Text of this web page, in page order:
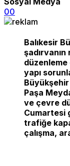
00
Balıkesir
düzenleme
yapı
Paşa
ve çevre
Cumartesi
trafiğe
çalışma,